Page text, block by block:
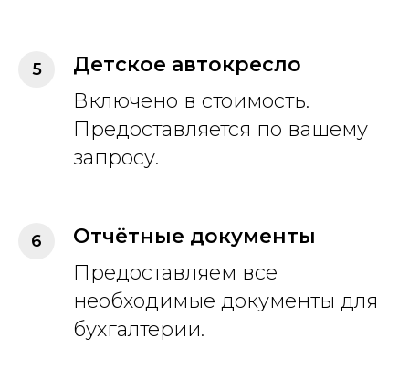
Детское автокресло
Включено в стоимость.
Предоставляется по вашему
запросу.
Отчётные документы
Предоставляем все
необходимые документы для
бухгалтерии.